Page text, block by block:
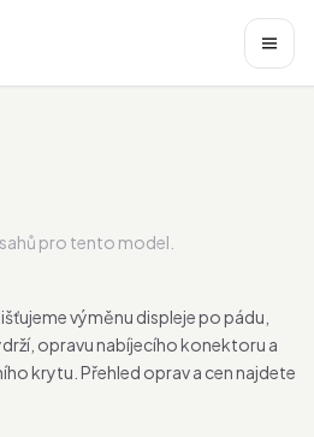
pro tento model.
výměnu displeje po pádu,
opravu nabíjecího konektoru a
krytu. Přehled oprav a cen najdete